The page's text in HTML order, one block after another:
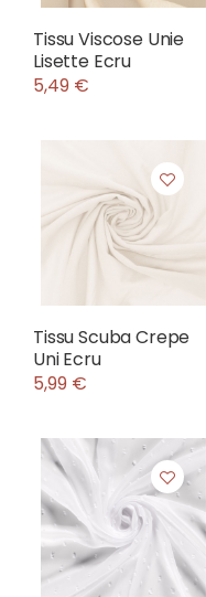
Tissu Viscose Unie
Lisette Ecru
5,49 €
Tissu Scuba Crepe
Uni Ecru
5,99 €